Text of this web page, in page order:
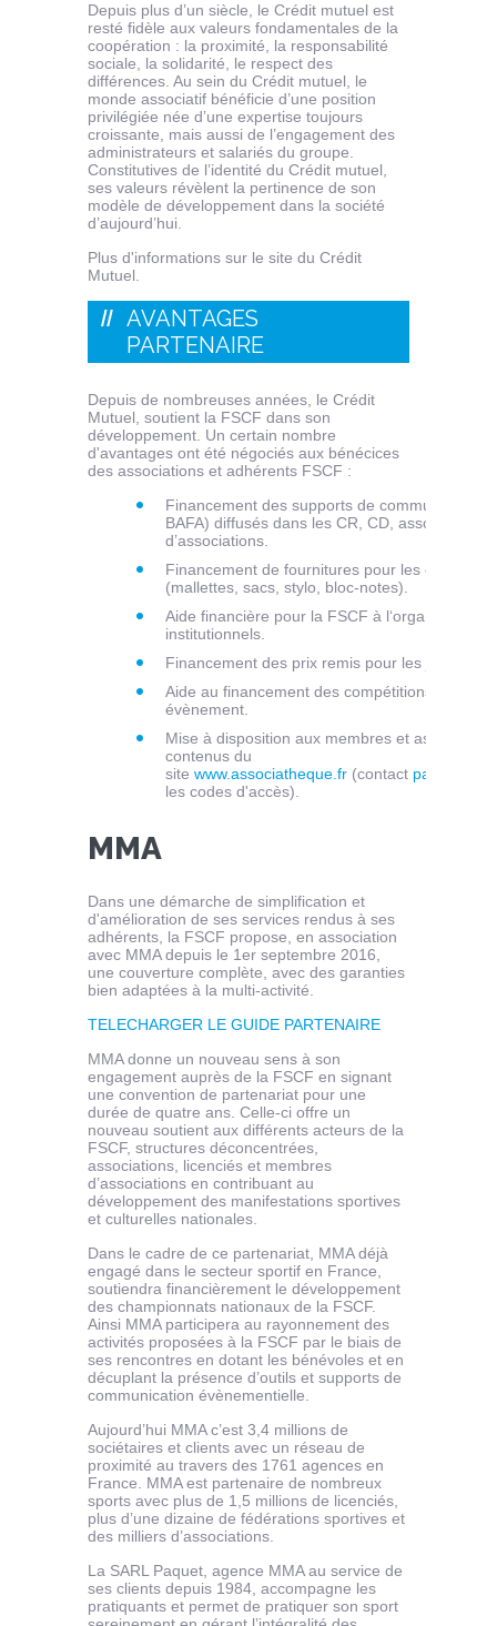
Depuis plus d’un siècle, le Crédit mutuel est
resté fidèle aux valeurs fondamentales de la
coopération : la proximité, la responsabilité
sociale, la solidarité, le respect des
différences. Au sein du Crédit mutuel, le
monde associatif bénéficie d’une position
privilégiée née d’une expertise toujours
croissante, mais aussi de l’engagement des
administrateurs et salariés du groupe.
Constitutives de l’identité du Crédit mutuel,
ses valeurs révèlent la pertinence de son
modèle de développement dans la société
d’aujourd’hui.
Plus d'informations sur le site du Crédit
Mutuel.
AVANTAGES
PARTENAIRE
Depuis de nombreuses années, le Crédit
Mutuel, soutient la FSCF dans son
développement. Un certain nombre
d'avantages ont été négociés aux bénécices
des associations et adhérents FSCF :
Financement des supports de communication
BAFA) diffusés dans les CR, CD, associations
d’associations.
Financement de fournitures pour les
(mallettes, sacs, stylo, bloc-notes).
Aide financière pour la FSCF à l‘organisation
institutionnels.
Financement des prix remis pour les jeunes
Aide au financement des compétitions
évènement.
Mise à disposition aux membres et
contenus du
site www.associatheque.fr (contact
les codes d'accès).
MMA
Dans une démarche de simplification et
d'amélioration de ses services rendus à ses
adhérents, la FSCF propose, en association
avec MMA depuis le 1er septembre 2016,
une couverture complète, avec des garanties
bien adaptées à la multi-activité.
TELECHARGER LE GUIDE PARTENAIRE
MMA donne un nouveau sens à son
engagement auprès de la FSCF en signant
une convention de partenariat pour une
durée de quatre ans. Celle-ci offre un
nouveau soutient aux différents acteurs de la
FSCF, structures déconcentrées,
associations, licenciés et membres
d’associations en contribuant au
développement des manifestations sportives
et culturelles nationales.
Dans le cadre de ce partenariat, MMA déjà
engagé dans le secteur sportif en France,
soutiendra financièrement le développement
des championnats nationaux de la FSCF.
Ainsi MMA participera au rayonnement des
activités proposées à la FSCF par le biais de
ses rencontres en dotant les bénévoles et en
décuplant la présence d’outils et supports de
communication évènementielle.
Aujourd’hui MMA c’est 3,4 millions de
sociétaires et clients avec un réseau de
proximité au travers des 1761 agences en
France. MMA est partenaire de nombreux
sports avec plus de 1,5 millions de licenciés,
plus d’une dizaine de fédérations sportives et
des milliers d’associations.
La SARL Paquet, agence MMA au service de
ses clients depuis 1984, accompagne les
pratiquants et permet de pratiquer son sport